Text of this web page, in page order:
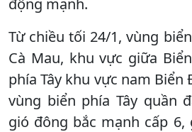
động mạnh.
Từ chiều tối 24/1, vùng
Cà Mau, khu vực giữa
phía Tây khu vực nam
vùng biển phía Tây quần
gió đông bắc mạnh cấp 6,